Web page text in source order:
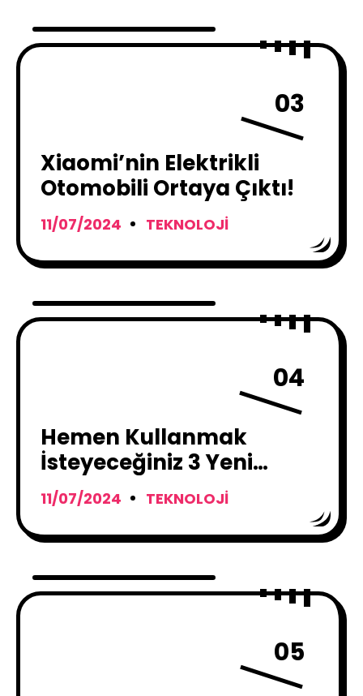
03
Xiaomi’nin Elektrikli
Otomobili Ortaya Çıktı!
11/07/2024 TEKNOLOJI
04
Hemen Kullanmak
İsteyeceğiniz 3 Yeni
Photoshop Özelliği !
11/07/2024 TEKNOLOJI
05